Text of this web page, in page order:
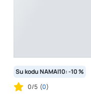
Su kodu NAMAI10: -10 %
0/5 (0)